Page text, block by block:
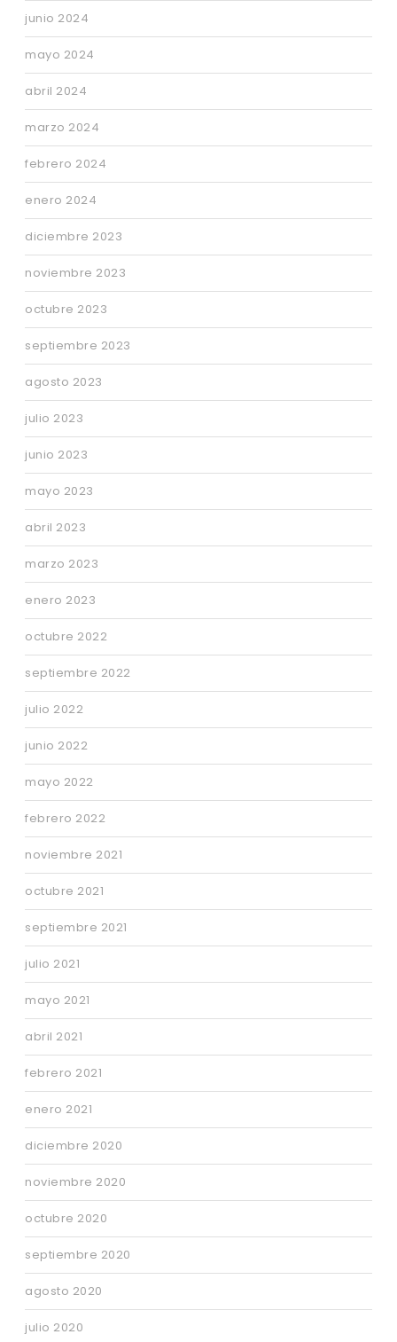
junio 2024
mayo 2024
abril 2024
marzo 2024
febrero 2024
enero 2024
diciembre 2023
noviembre 2023
octubre 2023
septiembre 2023
agosto 2023
julio 2023
junio 2023
mayo 2023
abril 2023
marzo 2023
enero 2023
octubre 2022
septiembre 2022
julio 2022
junio 2022
mayo 2022
febrero 2022
noviembre 2021
octubre 2021
septiembre 2021
julio 2021
mayo 2021
abril 2021
febrero 2021
enero 2021
diciembre 2020
noviembre 2020
octubre 2020
septiembre 2020
agosto 2020
julio 2020